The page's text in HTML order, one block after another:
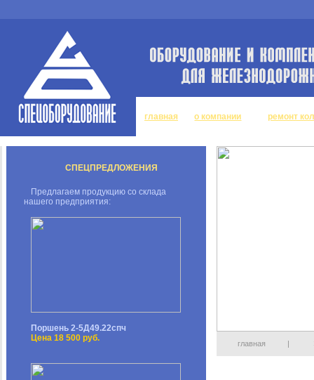
главная о компании ремонт
СПЕЦПРЕДЛОЖЕНИЯ
Предлагаем продукцию со склада
нашего предприятия:
Поршень 2-5Д49.22спч
Цена 18 500 руб.
главная |